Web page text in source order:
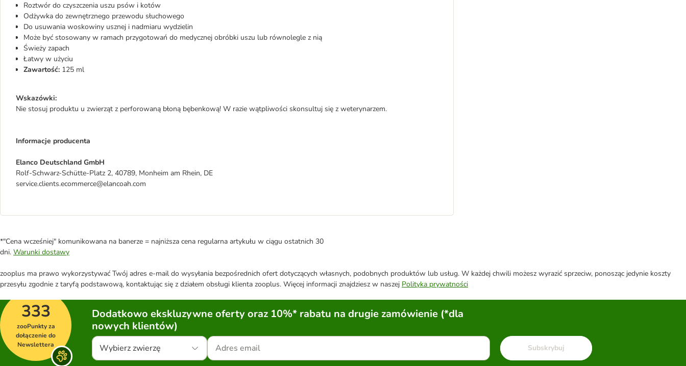
Roztwór do czyszczenia uszu psów i kotów
Odżywka do zewnętrznego przewodu słuchowego
Do usuwania woskowiny usznej i nadmiaru wydzielin
Może być stosowany w ramach przygotowań do medycznej obróbki uszu lub równolegle z nią
Świeży zapach
Łatwy w użyciu
Zawartość: 125 ml
Wskazówki:
Nie stosuj produktu u zwierząt z perforowaną błoną bębenkową! W razie wątpliwości skonsultuj się z weterynarzem.
Informacje producenta
Elanco Deutschland GmbH
Rolf-Schwarz-Schütte-Platz 2, 40789, Monheim am Rhein, DE
service.clients.ecommerce@elancoah.com
*"Cena wcześniej" komunikowana na banerze = najniższa cena regularna artykułu w ciągu ostatnich 30
dni. Warunki dostawy
zooplus ma prawo wykorzystywać Twój adres e-mail do wysyłania bezpośrednich ofert dotyczących własnych, podobnych produktów lub usług. W każdej chwili możesz wyrazić sprzeciw, ponosząc jedynie koszty
przesyłu zgodnie z taryfą podstawową, kontaktując się z działem obsługi klienta zooplus. Więcej informacji znajdziesz w naszej Polityka prywatności
333
zooPunkty za
dołączenie do
Newslettera
Dodatkowo ekskluzywne oferty oraz 10%* rabatu na drugie zamówienie (*dla
nowych klientów)
Wybierz zwierzę Subskrybuj